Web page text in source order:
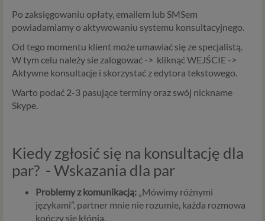
Po zaksięgowaniu opłaty, emailem lub SMSem
powiadamiamy o aktywowaniu systemu konsultacyjnego.
Od tego momentu klient może umawiać się ze specjalistą.
W tym celu należy sie zalogować -> kliknąć WEJŚCIE ->
Aktywne konsultacje i skorzystać z edytora tekstowego.
Warto podać 2-3 pasujące terminy oraz swój nickname
Skype.
Kiedy zgłosić się na konsultację dla
par? - Wskazania dla par
Problemy z komunikacją: „Mówimy różnymi
językami”, partner mnie nie rozumie, każda rozmowa
kończy się kłónią.